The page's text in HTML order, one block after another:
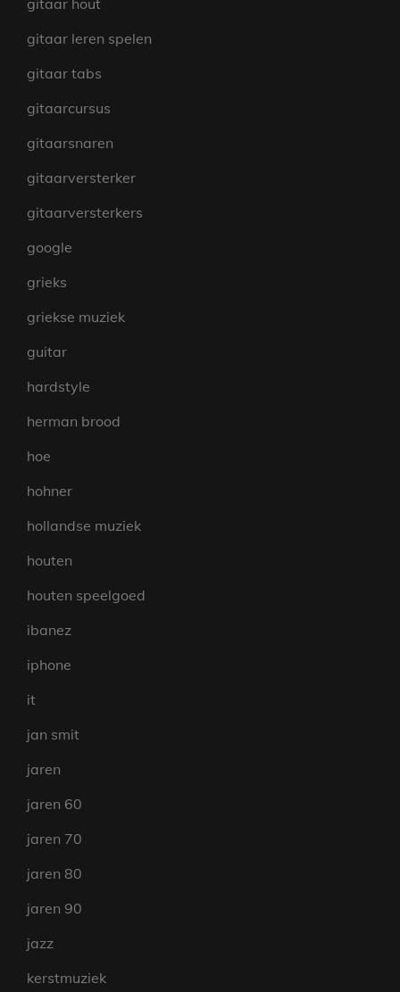
gitaar hout
gitaar leren spelen
gitaar tabs
gitaarcursus
gitaarsnaren
gitaarversterker
gitaarversterkers
google
grieks
griekse muziek
guitar
hardstyle
herman brood
hoe
hohner
hollandse muziek
houten
houten speelgoed
ibanez
iphone
it
jan smit
jaren
jaren 60
jaren 70
jaren 80
jaren 90
jazz
kerstmuziek